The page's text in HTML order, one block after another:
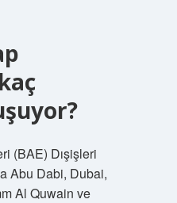
(BAE) Dışişleri
Abu Dabi, Dubai,
Al Quwain ve